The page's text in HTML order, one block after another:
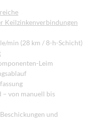
Keilzinkenverbindungen
min (28 km / 8-h-Schicht)
Leim
– von manuell bis
und